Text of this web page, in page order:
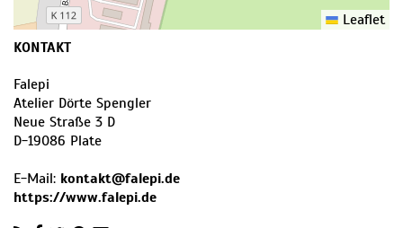
Leaflet
KONTAKT
Falepi
Atelier Dörte Spengler
Neue Straße 3 D
D-19086 Plate
E-Mail: kontakt@falepi.de
https://www.falepi.de